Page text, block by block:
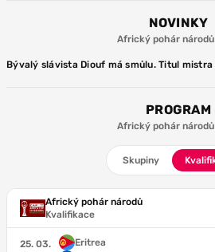
NOVINKY
Africký pohár
Bývalý slávista Diouf má smůlu. Titul
PROGRAM
Africký pohár
Skupiny
Africký pohár národů
Kvalifikace
25. 03.
Eritrea